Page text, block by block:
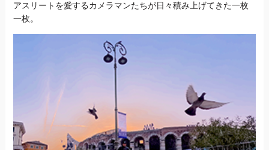
アスリートを愛するカメラマンたちが日々積み上げてきた一枚
一枚。